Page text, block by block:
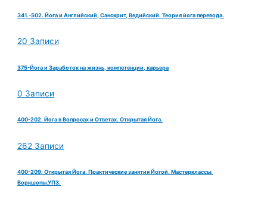
341.-502. Йога и Английский, Санскрит, Ведийский. Теория йога перевода.
20 Записи
375-Йога и Заработок на жизнь, компетенции, карьера
0 Записи
400-202. Йога в Вопросах и Ответах. Открытая Йога.
262 Записи
400-209. Открытая Йога. Практические занятия Йогой. Мастерклассы.
Воркшопы.УПЗ.